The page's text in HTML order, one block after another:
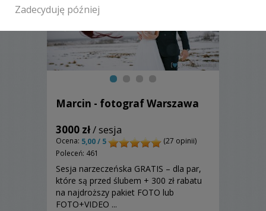
Marcin - fotograf Warszawa
3000 zł/ sesja
Ocena: 5,00 / 5
(27 opinii)
Poleceń: 461
Sesja narzeczeńska GRATIS – dla par,
które są przed ślubem + 300 zł rabatu
na najdroższy pakiet FOTO lub
FOTO+VIDEO ...
Zadecyduję później